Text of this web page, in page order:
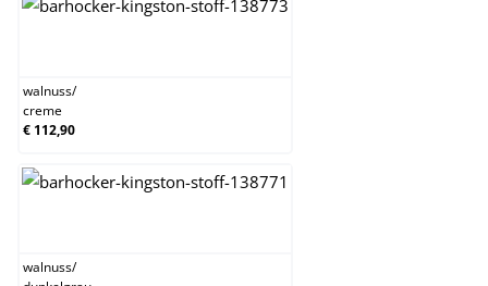
walnuss/
creme
€ 112,90
walnuss/